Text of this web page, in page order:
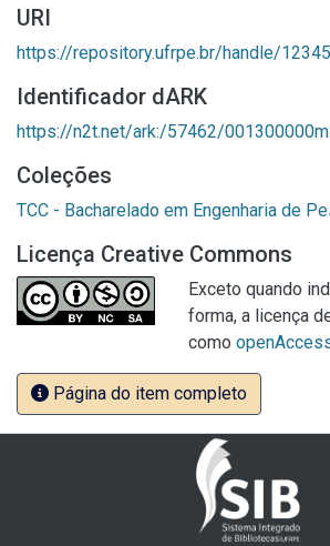
URI
https://repository.ufrpe.br/handle/
Identificador dARK
https://n2t.net/ark:/57462/
Coleções
TCC - Bacharelado em Engenharia de
Licença Creative Commons
Exceto quando
forma, a licença
como
Página do item completo